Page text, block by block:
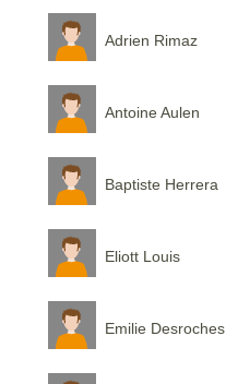
Adrien Rimaz
Antoine Aulen
Baptiste Herrera
Eliott Louis
Emilie Desroches